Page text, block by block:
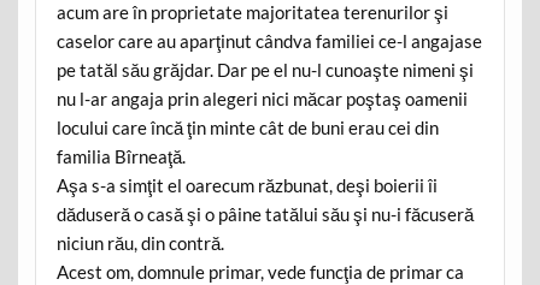
acum are în proprietate majoritatea terenurilor şi
caselor care au aparţinut cândva familiei ce-l angajase
pe tatăl său grăjdar. Dar pe el nu-l cunoaşte nimeni şi
nu l-ar angaja prin alegeri nici măcar poştaş oamenii
locului care încă ţin minte cât de buni erau cei din
familia Bîrneaţă.
Aşa s-a simţit el oarecum răzbunat, deşi boierii îi
dăduseră o casă şi o pâine tatălui său şi nu-i făcuseră
niciun rău, din contră.
Acest om, domnule primar, vede funcţia de primar ca